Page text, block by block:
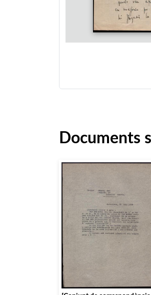
Documents